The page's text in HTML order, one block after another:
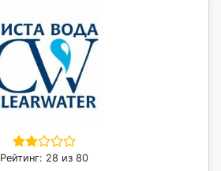
Рейтинг: 28 из 80